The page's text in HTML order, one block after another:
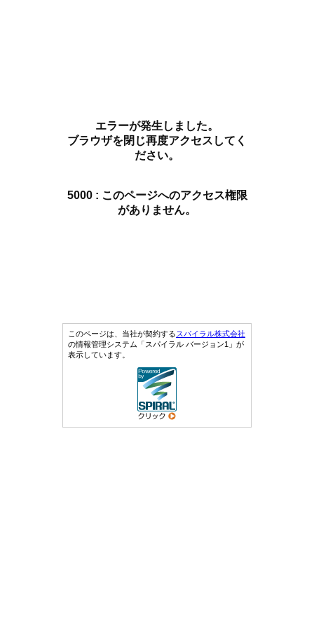
エラーが発生しました。
ブラウザを閉じ再度アクセスしてく
ださい。
5000 : このページへのアクセス権限
がありません。
このページは、当社が契約するスパイラル株式会社
の情報管理システム「スパイラル バージョン1」が
表示しています。